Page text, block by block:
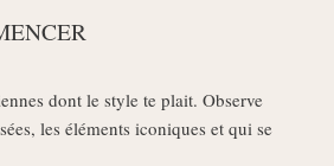
dont le style te plait. Observe
les éléments iconiques et qui se